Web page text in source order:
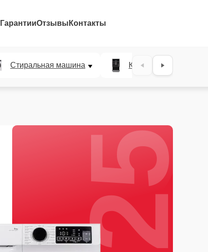
ГарантииОтзывы Контакты
Стиральная машина Кофемашина
25%